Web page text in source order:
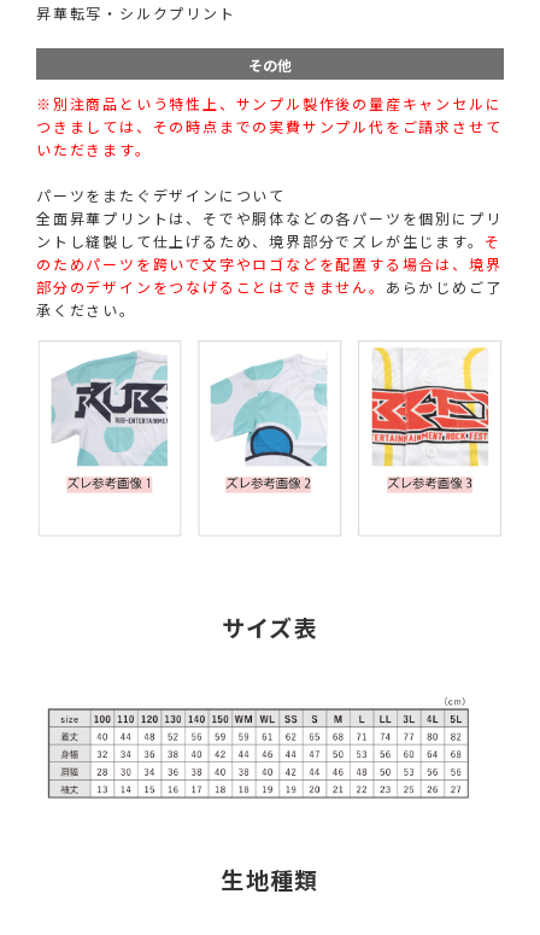
昇華転写・シルクプリント
その他
※別注商品という特性上、サンプル製作後の量産キャンセルに
つきましては、その時点までの実費サンプル代をご請求させて
いただきます。
パーツをまたぐデザインについて
全面昇華プリントは、そでや胴体などの各パーツを個別にプリ
ントし縫製して仕上げるため、境界部分でズレが生じます。 そ
のためパーツを跨いで文字やロゴなどを配置する場合は、境界
部分のデザインをつなげることはできません。 あらかじめご了
承ください。
サイズ表
生地種類